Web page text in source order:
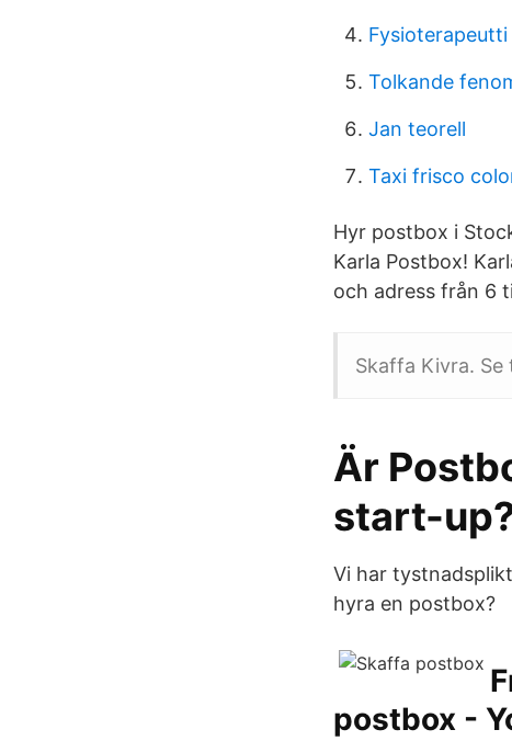
Tolkande
Jan teorell
Taxi frisco
Hyr postbox i
Karla Postbox!
och adress från 6
Skaffa Kivra.
Är
start-
Vi har
hyra en postbox?
postbox -